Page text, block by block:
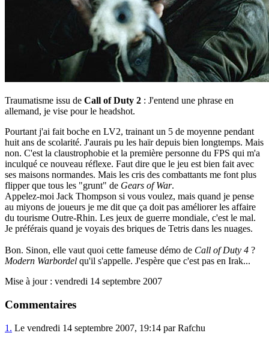
Traumatisme issu de Call of Duty 2 : J'entend une phrase en
allemand, je vise pour le headshot.
Pourtant j'ai fait boche en LV2, trainant un 5 de moyenne pendant
huit ans de scolarité. J'aurais pu les haïr depuis bien longtemps. Mais
non. C'est la claustrophobie et la première personne du FPS qui m'a
inculqué ce nouveau réflexe. Faut dire que le jeu est bien fait avec
ses maisons normandes. Mais les cris des combattants me font plus
flipper que tous les "grunt" de Gears of War.
Appelez-moi Jack Thompson si vous voulez, mais quand je pense
au miyons de joueurs je me dit que ça doit pas améliorer les affaire
du tourisme Outre-Rhin. Les jeux de guerre mondiale, c'est le mal.
Je préférais quand je voyais des briques de Tetris dans les nuages.
Bon. Sinon, elle vaut quoi cette fameuse démo de Call of Duty 4 ?
Modern Warbordel qu'il s'appelle. J'espère que c'est pas en Irak...
Mise à jour : vendredi 14 septembre 2007
Commentaires
1. Le vendredi 14 septembre 2007, 19:14 par Rafchu